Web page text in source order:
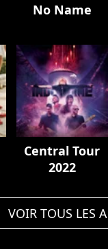
No Name
Central Tour
2022
VOIR TOUS LES